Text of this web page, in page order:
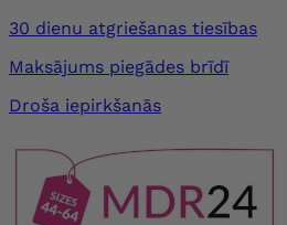
30 dienu atgriešanas tiesības
Maksājums piegādes brīdī
Droša iepirkšanās